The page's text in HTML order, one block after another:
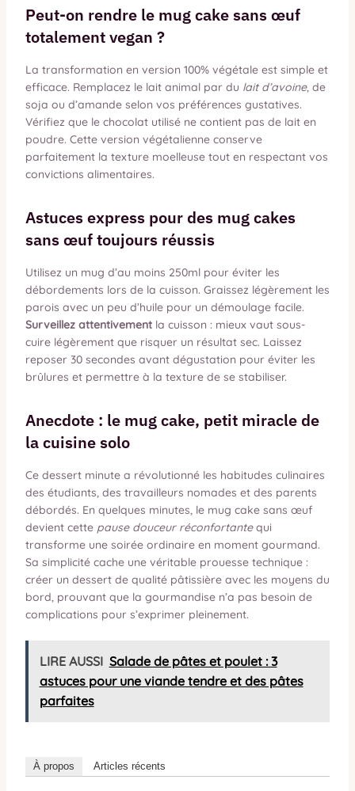
Peut-on rendre le mug cake sans œuf
totalement vegan ?
La transformation en version 100% végétale est simple et
efficace. Remplacez le lait animal par du lait d’avoine, de
soja ou d’amande selon vos préférences gustatives.
Vérifiez que le chocolat utilisé ne contient pas de lait en
poudre. Cette version végétalienne conserve
parfaitement la texture moelleuse tout en respectant vos
convictions alimentaires.
Astuces express pour des mug cakes
sans œuf toujours réussis
Utilisez un mug d’au moins 250ml pour éviter les
débordements lors de la cuisson. Graissez légèrement les
parois avec un peu d’huile pour un démoulage facile.
Surveillez attentivementla cuisson : mieux vaut sous-
cuire légèrement que risquer un résultat sec. Laissez
reposer 30 secondes avant dégustation pour éviter les
brûlures et permettre à la texture de se stabiliser.
Anecdote : le mug cake, petit miracle de
la cuisine solo
Ce dessert minute a révolutionné les habitudes culinaires
des étudiants, des travailleurs nomades et des parents
débordés. En quelques minutes, le mug cake sans œuf
devient cette pause douceur réconfortantequi
transforme une soirée ordinaire en moment gourmand.
Sa simplicité cache une véritable prouesse technique :
créer un dessert de qualité pâtissière avec les moyens du
bord, prouvant que la gourmandise n’a pas besoin de
complications pour s’exprimer pleinement.
LIRE AUSSI Salade de pâtes et poulet : 3
astuces pour une viande tendre et des pâtes
parfaites
À propos Articles récents